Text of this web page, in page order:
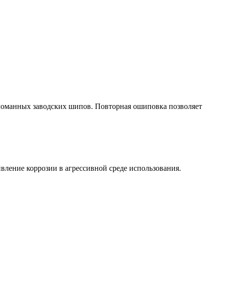
заводских шипов. Повторная ошиповка позволяет
коррозии в агрессивной среде использования.